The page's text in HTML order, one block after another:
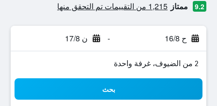
9.2 ممتاز 1,215 من التقييمات تم التحقق منها
ح 16/8 - ن 17/8
2 من الضيوف، غرفة واحدة
بحث